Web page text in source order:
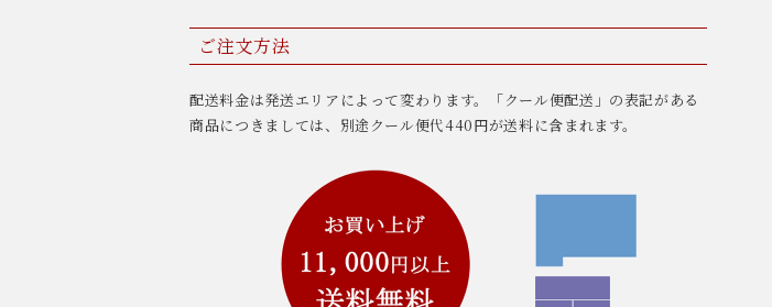
ご注文方法
配送料金は発送エリアによって変わります。「クール便配送」の表記がある
商品につきましては、別途クール便代440円が送料に含まれます。